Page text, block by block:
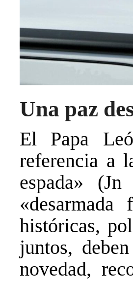
Una paz
El Papa
referencia a
espada»
históricas,
juntos,
novedad,